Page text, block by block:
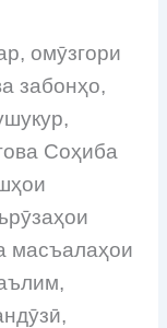
омӯзгори
забонҳо,
Соҳиба
масъалаҳои